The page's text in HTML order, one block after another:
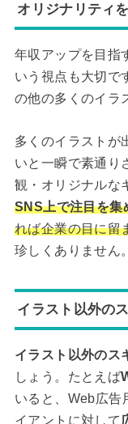
オリジナリティ
年収アップを目指
いう視点も大切で
の他の多くのイラ
多くのイラストが
いと一瞬で素通り
観・オリジナルな
SNS上で注目を集
れば企業の目に留
珍しくありません。
イラスト以外の
イラスト以外のス
しょう。たとえば
いると、Web広告
イアントに対して